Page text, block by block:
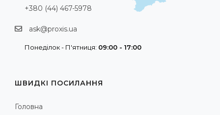
+380 (44) 467-5978
ask@proxis.ua
Понеділок - П'ятниця: 09:00 - 17:00
ШВИДКІ ПОСИЛАННЯ
Головна